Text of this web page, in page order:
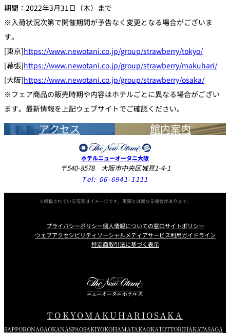
期間：2022年3月31日（木）まで
※入荷状況次第で開催期間が予告なく変更となる場合がございま
す。
[東京]https://www.newotani.co.jp/group/strawberry/tokyo/
[幕張]https://www.newotani.co.jp/group/strawberry/makuhari/
[大阪]https://www.newotani.co.jp/group/strawberry/osaka/
※フェア商品の販売時期や内容はホテルごとに異なる場合がござい
ます。最新情報を上記ウェブサイトでご確認ください。
アクセス 館内案内
ホテルニューオータニ大阪
〒540-8578 大阪市中央区城見1-4-1
Tel: 06-6941-1111
※掲載されている写真はイメージです。実際とは異なる場合があります。
プライバシーポリシー個人情報についての窓口サイトポリシー
ウェブアクセシビリティソーシャルメディアサービス利用ガイドライン
特定商取引法に基づく表示
TOKYOMAKUHARIOSAKA
SAPPORONAGAOKANASPAOSAKIYOKOHAMATAKAOKATOTTORIHAKATASAGA